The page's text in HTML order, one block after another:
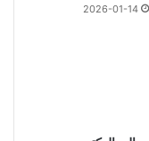
2026-01-14